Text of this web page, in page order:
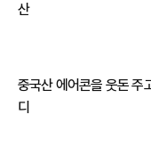
산
중국산 에어콘을 웃돈 주
디